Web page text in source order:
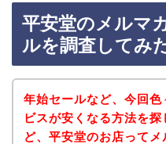
平安堂のメルマ
ルを調査してみ
年始セールなど、今回
ビスが安くなる方法を
ど、平安堂のお店って